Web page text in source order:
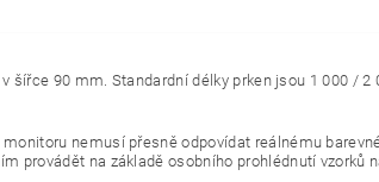
šířce 90 mm. Standardní délky prken jsou 1 000 /
nemusí přesně odpovídat reálnému
provádět na základě osobního prohlédnutí vzorků